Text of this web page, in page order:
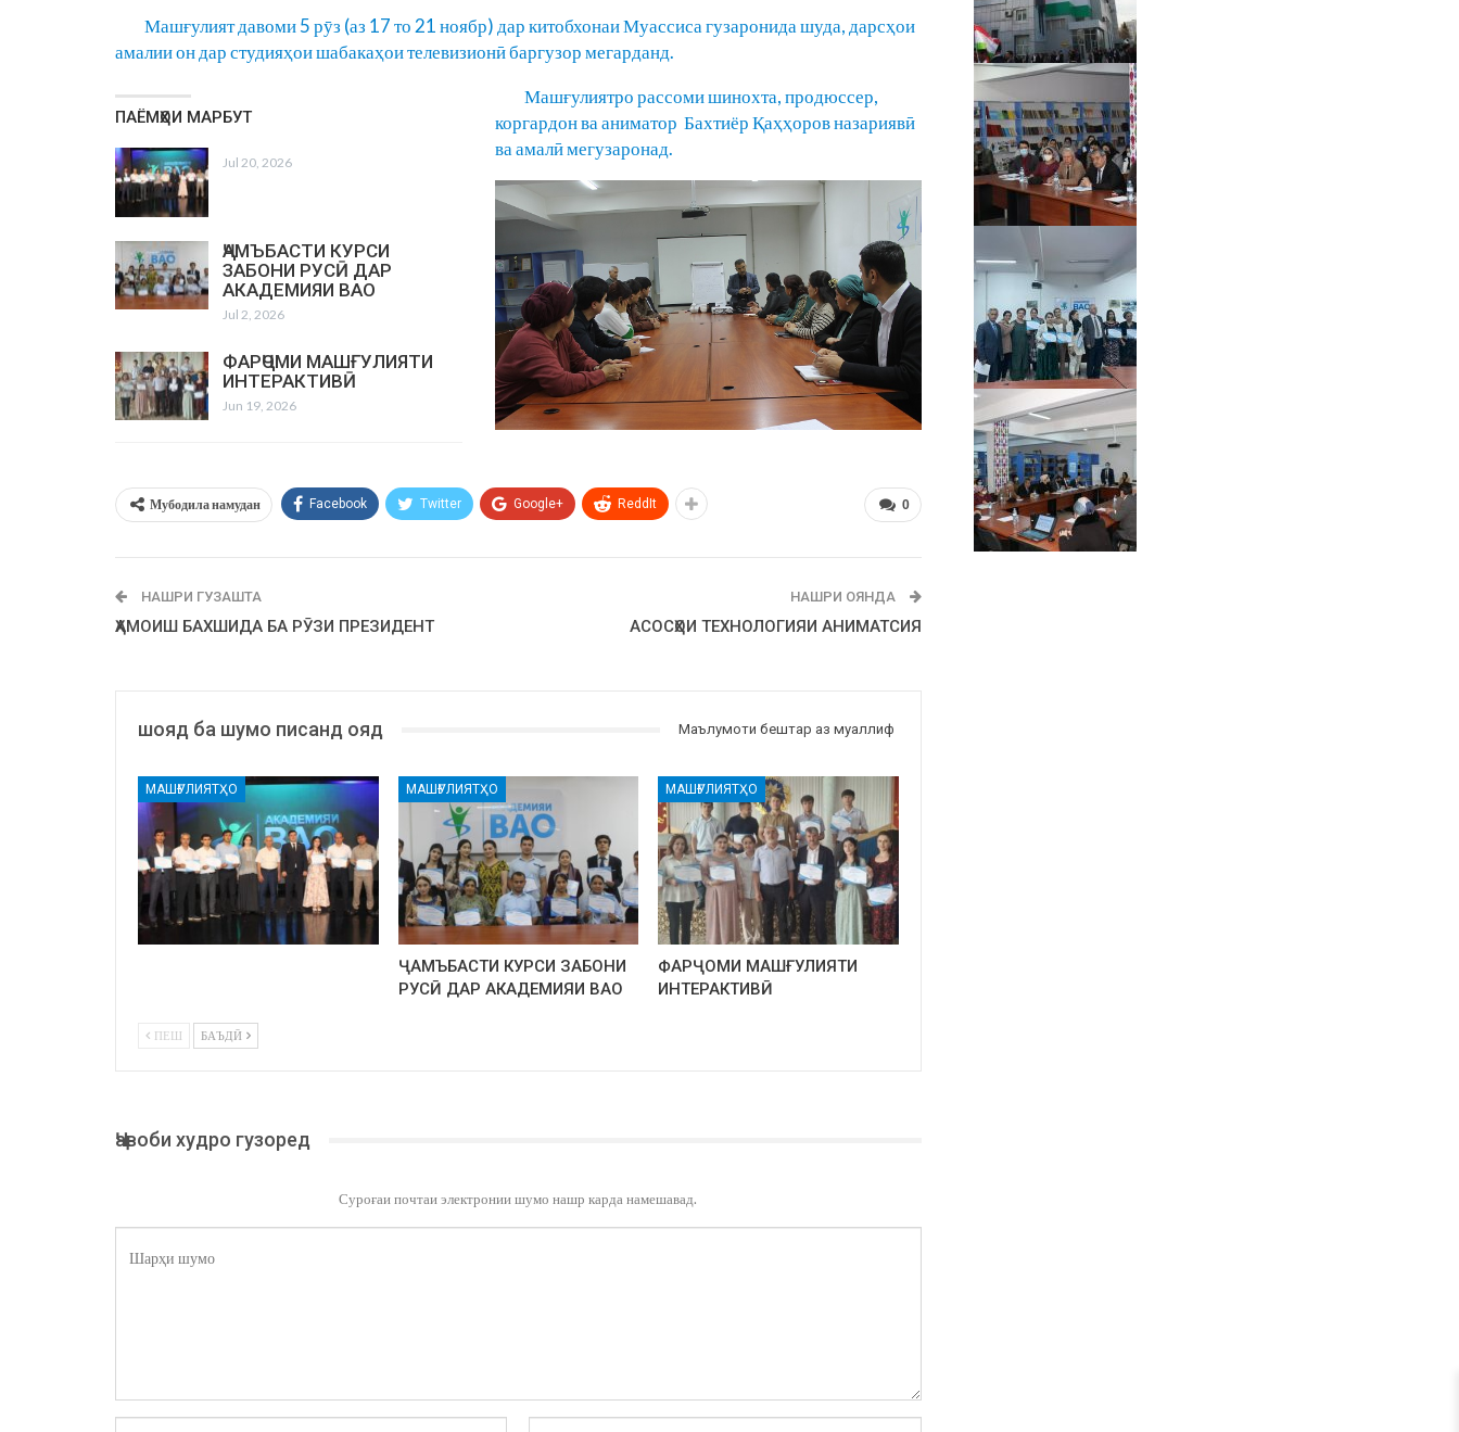
Машғулият давоми 5 рӯз (аз 17 то 21 ноябр) дар китобхонаи Муассиса гузаронида шуда, дарсҳои
амалии он дар студияҳои шабакаҳои телевизионӣ баргузор мегарданд.
ПАЁМҲОИ МАРБУТ
Jul 20, 2026
ҶАМЪБАСТИ КУРСИ
ЗАБОНИ РУСӢ ДАР
АКАДЕМИЯИ ВАО
Jul 2, 2026
ФАРҶОМИ МАШҒУЛИЯТИ
ИНТЕРАКТИВӢ
Jun 19, 2026
Машғулиятро рассоми шинохта, продюссер,
коргардон ва аниматор Бахтиёр Қаҳҳоров назариявӣ
ва амалӣ мегузаронад.
0
Мубодила намудан Facebook Twitter Google+ ReddIt
НАШРИ ГУЗАШТА
ҲАМОИШ БАХШИДА БА РӮЗИ ПРЕЗИДЕНТ
НАШРИ ОЯНДА
АСОСҲОИ ТЕХНОЛОГИЯИ АНИМАТСИЯ
шояд ба шумо писанд ояд Маълумоти бештар аз муаллиф
МАШҒУЛИЯТҲО МАШҒУЛИЯТҲО
ҶАМЪБАСТИ КУРСИ ЗАБОНИ
РУСӢ ДАР АКАДЕМИЯИ ВАО
МАШҒУЛИЯТҲО
ФАРҶОМИ МАШҒУЛИЯТИ
ИНТЕРАКТИВӢ
ПЕШ БАЪДӢ
Ҷавоби худро гузоред
Суроғаи почтаи электронии шумо нашр карда намешавад.